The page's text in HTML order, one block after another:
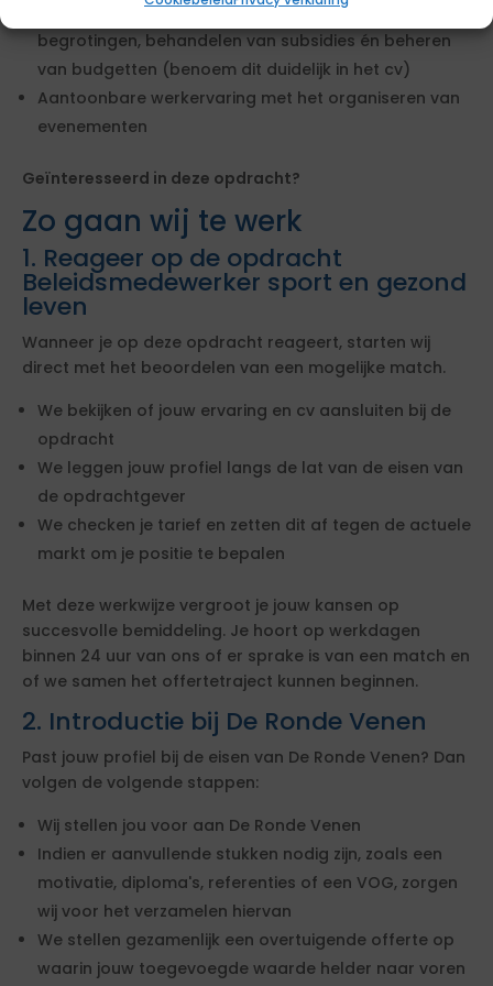
Aantoonbare werkervaring met het maken van
begrotingen, behandelen van subsidies én beheren
van budgetten (benoem dit duidelijk in het cv)
Aantoonbare werkervaring met het organiseren van
evenementen
Geïnteresseerd in deze opdracht?
Zo gaan wij te werk
1. Reageer op de opdracht
Beleidsmedewerker sport en gezond
leven
Wanneer je op deze opdracht reageert, starten wij
direct met het beoordelen van een mogelijke match.
We bekijken of jouw ervaring en cv aansluiten bij de
opdracht
We leggen jouw profiel langs de lat van de eisen van
de opdrachtgever
We checken je tarief en zetten dit af tegen de actuele
markt om je positie te bepalen
Met deze werkwijze vergroot je jouw kansen op
succesvolle bemiddeling. Je hoort op werkdagen
binnen 24 uur van ons of er sprake is van een match en
of we samen het offertetraject kunnen beginnen.
2. Introductie bij De Ronde Venen
Past jouw profiel bij de eisen van De Ronde Venen? Dan
volgen de volgende stappen:
Wij stellen jou voor aan De Ronde Venen
Indien er aanvullende stukken nodig zijn, zoals een
motivatie, diploma's, referenties of een VOG, zorgen
wij voor het verzamelen hiervan
We stellen gezamenlijk een overtuigende offerte op
waarin jouw toegevoegde waarde helder naar voren